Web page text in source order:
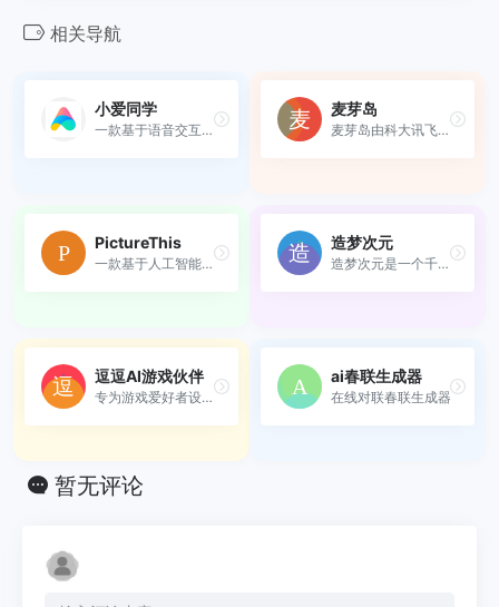
相关导航
小爱同学
一款基于语音交互的人工智能...
麦芽岛
麦芽岛由科大讯飞精心打造，...
PictureThis
一款基于人工智能技术的植物...
造梦次元
造梦次元是一个千万用户的AI...
逗逗AI游戏伙伴
专为游戏爱好者设计的AI桌宠软件
ai春联生成器
在线对联春联生成器
暂无评论